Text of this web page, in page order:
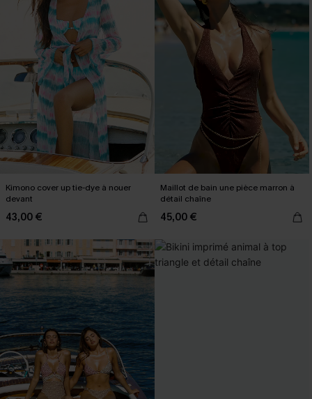
Kimono cover up tie-dye à nouer
devant
43,00 €
Maillot de bain une pièce marron à
détail chaîne
45,00 €